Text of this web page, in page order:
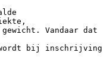
Vandaar dat
wordt bij inschrijving